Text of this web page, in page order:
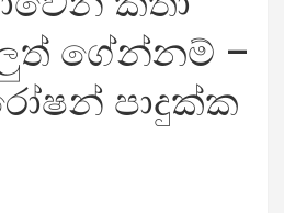
ගේන්නම් –
පාදුක්ක